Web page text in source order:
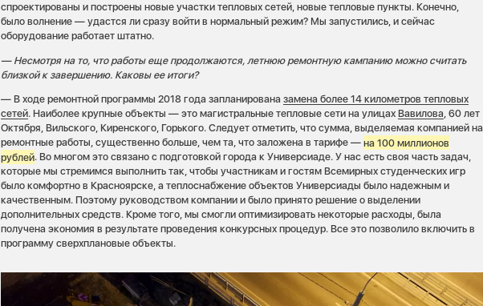
спроектированы и построены новые участки тепловых сетей, новые тепловые пункты. Конечно,
было волнение — удастся ли сразу войти в нормальный режим? Мы запустились, и сейчас
оборудование работает штатно.
— Несмотря на то, что работы еще продолжаются, летнюю ремонтную кампанию можно считать
близкой к завершению. Каковы ее итоги?
— В ходе ремонтной программы 2018 года запланированазамена более 14 километров тепловых
сетей. Наиболее крупные объекты — это магистральные тепловые сети на улицах Вавилова, 60 лет
Октября, Вильского, Киренского, Горького. Следует отметить, что сумма, выделяемая компанией на
ремонтные работы, существенно больше, чем та, что заложена в тарифе —на 100 миллионов
рублей. Во многом это связано с подготовкой города к Универсиаде. У нас есть своя часть задач,
которые мы стремимся выполнить так, чтобы участникам и гостям Всемирных студенческих игр
было комфортно в Красноярске, а теплоснабжение объектов Универсиады было надежным и
качественным. Поэтому руководством компании и было принято решение о выделении
дополнительных средств. Кроме того, мы смогли оптимизировать некоторые расходы, была
получена экономия в результате проведения конкурсных процедур. Все это позволило включить в
программу сверхплановые объекты.